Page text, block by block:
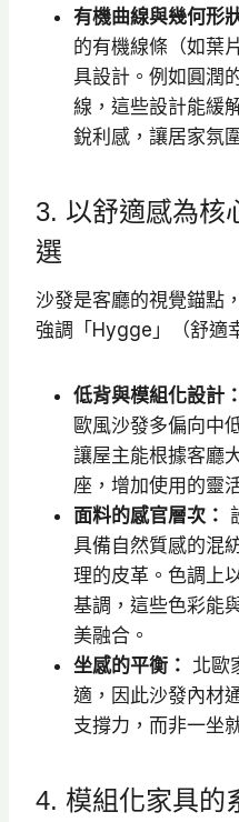
有機曲線與幾何形
的有機線條（如葉
具設計。例如圓潤
線，這些設計能緩
銳利感，讓居家氛
3. 以舒適感為核
選
沙發是客廳的視覺錨點
強調「Hygge」（舒適
低背與模組化設計：
歐風沙發多偏向中
讓屋主能根據客廳
座，增加使用的靈
面料的感官層次：
具備自然質感的混
理的皮革。色調上
基調，這些色彩能
美融合。
坐感的平衡： 北歐
適，因此沙發內材
支撐力，而非一坐
4. 模組化家具的